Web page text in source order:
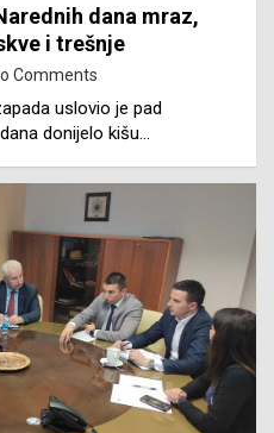
dana mraz,
i trešnje
Comments
uslovio je pad
donijelo kišu…